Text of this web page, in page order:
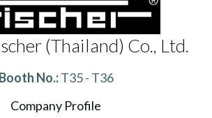
(Thailand) Co., Ltd.
Booth No.:T35 - T36
Company Profile